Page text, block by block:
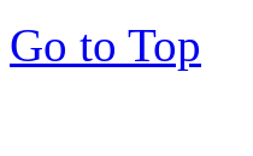
Go to Top